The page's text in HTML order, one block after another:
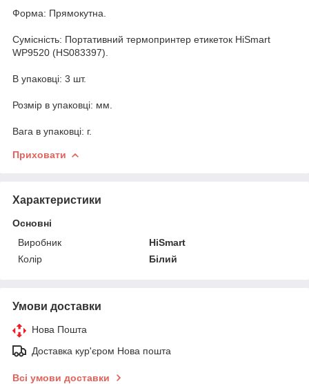
Форма: Прямокутна.
Сумісність: Портативний термопринтер етикеток HiSmart
WP9520 (HS083397).
В упаковці: 3 шт.
Розмір в упаковці: мм.
Вага в упаковці: г.
Приховати
Характеристики
Основні
Виробник
HiSmart
Колір
Білий
Умови доставки
Нова Пошта
Доставка кур'єром Нова пошта
Всі умови доставки